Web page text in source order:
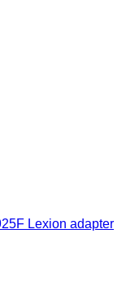
Lexion adapter